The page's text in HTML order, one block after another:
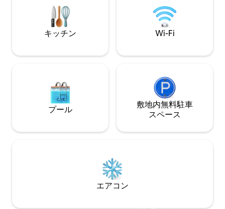
グ、食器洗い）、
コネクション、ウ
スマートロックに
ファミリー用アメ
ンドリーサービス
キッチン Wi-Fi
プール
敷地内無料駐⁠車
ス⁠ペ⁠ー⁠ス
エアコン